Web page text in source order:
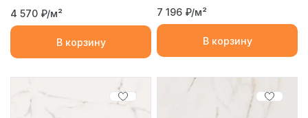
4 570 ₽/м²
В корзину
7 196 ₽/м²
В корзину